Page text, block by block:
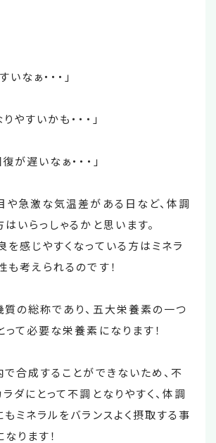
なぁ・・・」
やすいかも・・・」
が遅いなぁ・・・」
や急激な気温差がある日など、体調
いらっしゃるかと思います。
感じやすくなっている方はミネラ
考えられるのです！
質の総称であり、五大栄養素の一つ
て必要な栄養素になります！
合成することができないため、不
ダにとって不調となりやすく、体調
ミネラルをバランスよく摂取する事
ります！